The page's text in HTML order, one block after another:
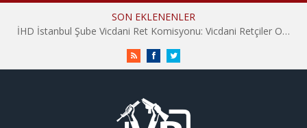
SON EKLENENLER
İHD İstanbul Şube Vicdani Ret Komisyonu: Vicdani Retçiler Olarak Destek İçin Buradayız!
RSS FacebookTwitter